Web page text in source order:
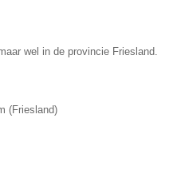
wel in de provincie Friesland.
(Friesland)